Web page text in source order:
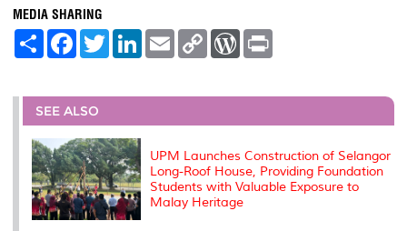
MEDIA SHARING
S
e
F
a
b
o
o
k
T
w
t
r
L
e
I
E
m
l
C
L
n
W
P
e
s
t
SEE ALSO
UPM Launches Construction of Selangor
Long-Roof House, Providing Foundation
Students with Valuable Exposure to
Malay Heritage